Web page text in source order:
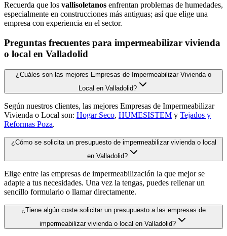
Recuerda que los vallisoletanos enfrentan problemas de humedades,
especialmente en construcciones más antiguas; así que elige una
empresa con experiencia en el sector.
Preguntas frecuentes para impermeabilizar vivienda
o local en Valladolid
¿Cuáles son las mejores Empresas de Impermeabilizar Vivienda o
Local en Valladolid?
Según nuestros clientes, las mejores Empresas de Impermeabilizar
Vivienda o Local son: Hogar Seco, HUMESISTEM y Tejados y
Reformas Poza.
¿Cómo se solicita un presupuesto de impermeabilizar vivienda o local
en Valladolid?
Elige entre las empresas de impermeabilización la que mejor se
adapte a tus necesidades. Una vez la tengas, puedes rellenar un
sencillo formulario o llamar directamente.
¿Tiene algún coste solicitar un presupuesto a las empresas de
impermeabilizar vivienda o local en Valladolid?